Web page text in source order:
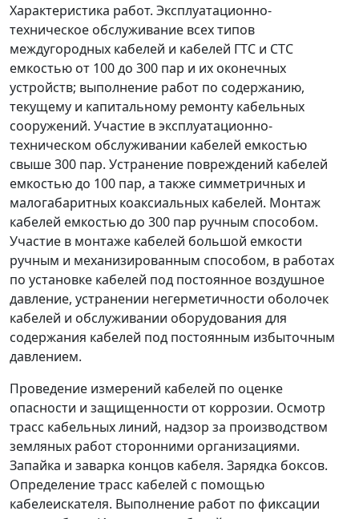
Характеристика работ. Эксплуатационно-
техническое обслуживание всех типов
междугородных кабелей и кабелей ГТС и СТС
емкостью от 100 до 300 пар и их оконечных
устройств; выполнение работ по содержанию,
текущему и капитальному ремонту кабельных
сооружений. Участие в эксплуатационно-
техническом обслуживании кабелей емкостью
свыше 300 пар. Устранение повреждений кабелей
емкостью до 100 пар, а также симметричных и
малогабаритных коаксиальных кабелей. Монтаж
кабелей емкостью до 300 пар ручным способом.
Участие в монтаже кабелей большой емкости
ручным и механизированным способом, в работах
по установке кабелей под постоянное воздушное
давление, устранении негерметичности оболочек
кабелей и обслуживании оборудования для
содержания кабелей под постоянным избыточным
давлением.
Проведение измерений кабелей по оценке
опасности и защищенности от коррозии. Осмотр
трасс кабельных линий, надзор за производством
земляных работ сторонними организациями.
Запайка и заварка концов кабеля. Зарядка боксов.
Определение трасс кабелей с помощью
кабелеискателя. Выполнение работ по фиксации